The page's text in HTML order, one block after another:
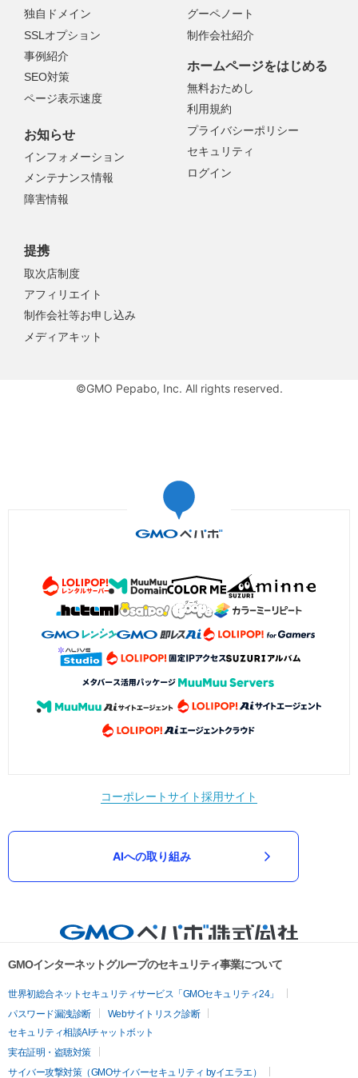
独自ドメイン
SSLオプション
事例紹介
SEO対策
ページ表示速度
グーペノート
制作会社紹介
お知らせ
インフォメーション
メンテナンス情報
障害情報
提携
取次店制度
アフィリエイト
制作会社等お申し込み
メディアキット
ホームページをはじめる
無料おためし
利用規約
プライバシーポリシー
セキュリティ
ログイン
©GMO Pepabo, Inc. All rights reserved.
コーポレートサイト採用サイト
AIへの取り組み
GMOインターネットグループのセキュリティ事業について
世界初総合ネットセキュリティサービス「GMOセキュリティ24」
パスワード漏洩診断
Webサイトリスク診断
セキュリティ相談AIチャットボット
実在証明・盗聴対策
サイバー攻撃対策（GMOサイバーセキュリティ byイエラエ）